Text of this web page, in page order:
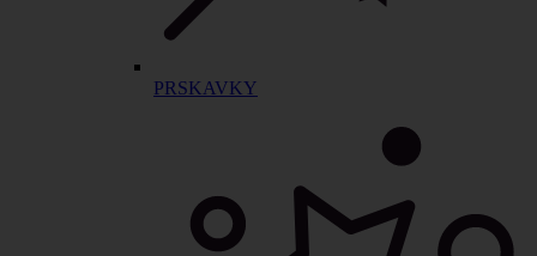
PRSKAVKY